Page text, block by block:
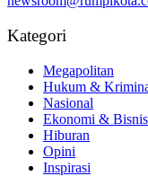
Kategori
Megapolitan
Hukum &
Nasional
Ekonomi & Bisnis
Hiburan
Opini
Inspirasi